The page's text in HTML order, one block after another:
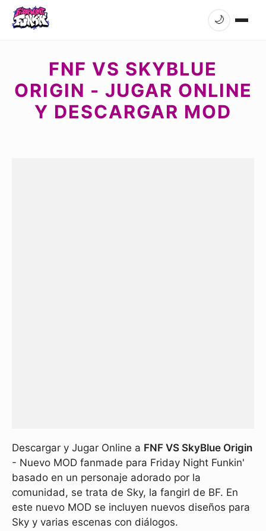
🌙
FNF VS SKYBLUE
ORIGIN - JUGAR ONLINE
Y DESCARGAR MOD
Descargar y Jugar Online a FNF VS SkyBlue Origin
- Nuevo MOD fanmade para Friday Night Funkin'
basado en un personaje adorado por la
comunidad, se trata de Sky, la fangirl de BF. En
este nuevo MOD se incluyen nuevos diseños para
Sky y varias escenas con diálogos.